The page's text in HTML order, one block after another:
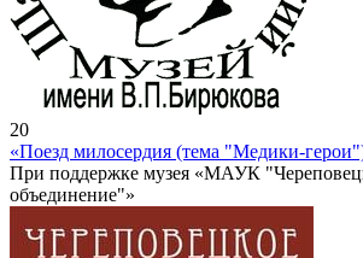
20
«Поезд милосердия (тема "Медики-
При поддержке музея «МАУК
объединение"»